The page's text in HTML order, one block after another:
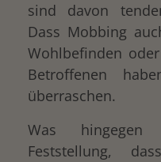
sind davon
Dass Mobbing
Wohlbefinden
Betroffenen
überraschen.
Was
Feststellung,